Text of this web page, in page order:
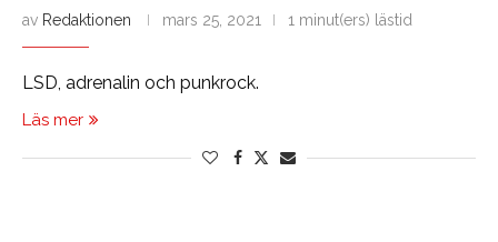
av Redaktionen mars 25, 2021 1 minut(ers) lästid
LSD, adrenalin och punkrock.
Läs mer